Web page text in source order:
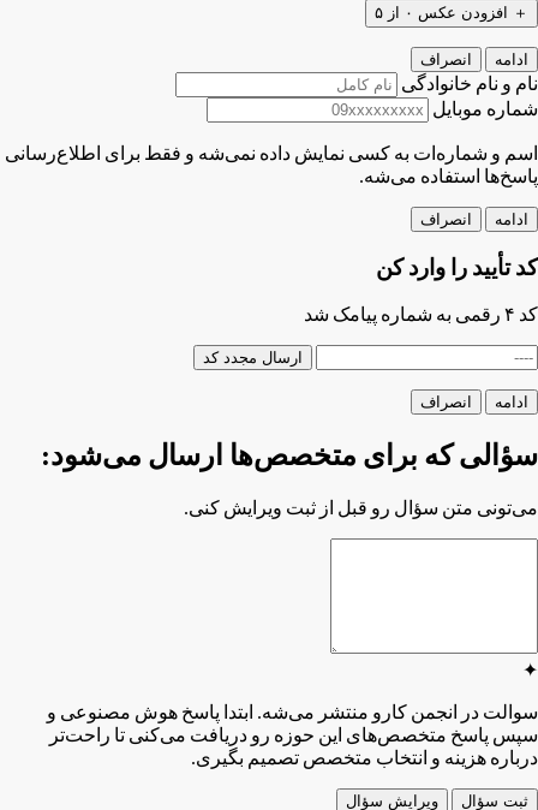
＋ ۰ از ۵
ادامه انصراف
نام و نام خانوادگی
شماره موبایل
اسم و شماره‌ات به کسی نمایش داده نمی‌شه و فقط برای اطلاع‌رسانی
پاسخ‌ها استفاده می‌شه.
ادامه انصراف
کد تأیید را وارد کن
کد ۴ رقمی به شماره پیامک شد
ارسال مجدد کد
ادامه انصراف
سؤالی که برای متخصص‌ها ارسال می‌شود:
می‌تونی متن سؤال رو قبل از ثبت ویرایش کنی.
✦
سوالت در انجمن کارو منتشر می‌شه. ابتدا پاسخ هوش مصنوعی و
سپس پاسخ متخصص‌های این حوزه رو دریافت می‌کنی تا راحت‌تر
درباره هزینه و انتخاب متخصص تصمیم بگیری.
ثبت سؤال
ویرایش سؤال